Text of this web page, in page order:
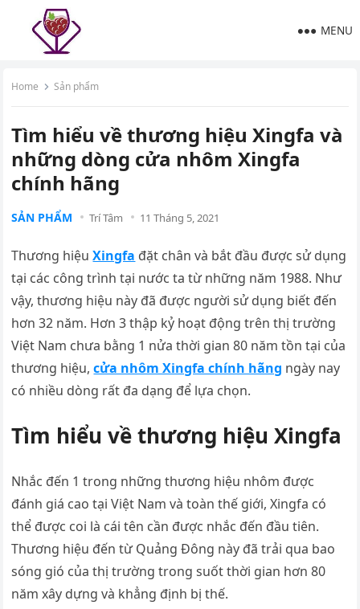
MENU
Home Sản phẩm
Tìm hiểu về thương hiệu Xingfa và
những dòng cửa nhôm Xingfa
chính hãng
SẢN PHẨM Trí Tâm 11 Tháng 5, 2021
Thương hiệuXingfa đặt chân và bắt đầu được sử dụng
tại các công trình tại nước ta từ những năm 1988. Như
vậy, thương hiệu này đã được người sử dụng biết đến
hơn 32 năm. Hơn 3 thập kỷ hoạt động trên thị trường
Việt Nam chưa bằng 1 nửa thời gian 80 năm tồn tại của
thương hiệu,cửa nhôm Xingfa chính hãng ngày nay
có nhiều dòng rất đa dạng để lựa chọn.
Tìm hiểu về thương hiệu Xingfa
Nhắc đến 1 trong những thương hiệu nhôm được
đánh giá cao tại Việt Nam và toàn thế giới, Xingfa có
thể được coi là cái tên cần được nhắc đến đầu tiên.
Thương hiệu đến từ Quảng Đông này đã trải qua bao
sóng gió của thị trường trong suốt thời gian hơn 80
năm xây dựng và khẳng định bị thế.